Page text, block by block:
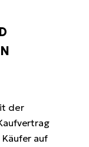
der
auf